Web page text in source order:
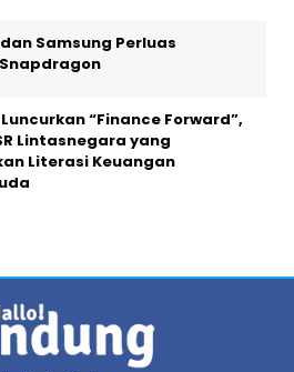
Samsung Perluas
“Finance Forward”,
Lintasnegara yang
Literasi Keuangan